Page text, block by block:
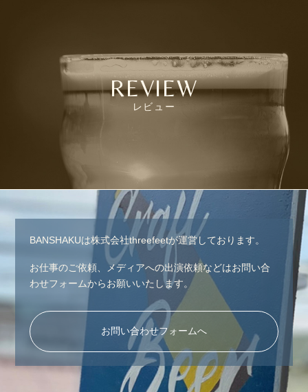
REVIEW
レビュー
BANSHAKUは株式会社threefeetが運営しております。
お仕事のご依頼、メディアへの出演依頼などはお問い合
わせフォームからお願いいたします。
お問い合わせフォームへ